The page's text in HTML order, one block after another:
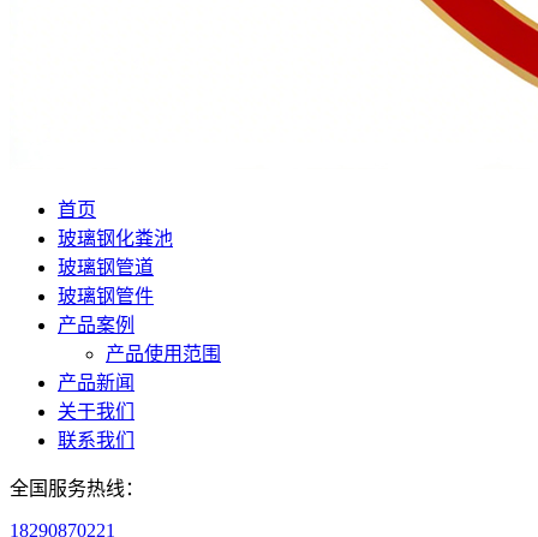
首页
玻璃钢化粪池
玻璃钢管道
玻璃钢管件
产品案例
产品使用范围
产品新闻
关于我们
联系我们
全国服务热线：
18290870221